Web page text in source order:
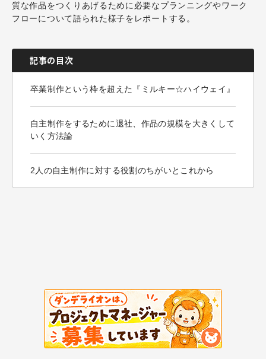
質な作品をつくりあげるために必要なプランニングやワーク
フローについて語られた様子をレポートする。
記事の目次
卒業制作という枠を超えた『ミルキー☆ハイウェイ』
自主制作をするために退社、作品の規模を大きくして
いく方法論
2人の自主制作に対する役割のちがいとこれから